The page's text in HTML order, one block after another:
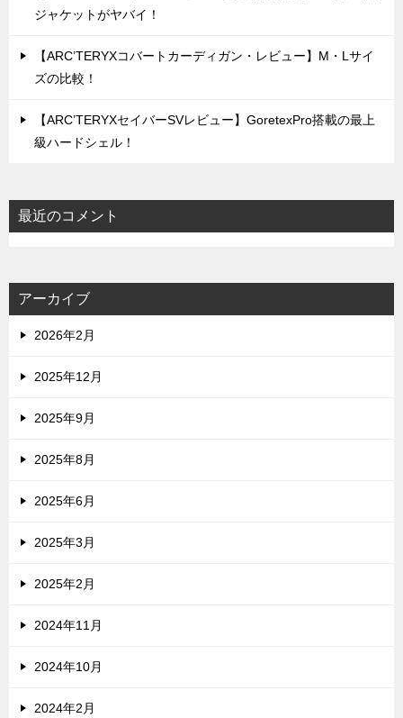
ジャケットがヤバイ！
【ARC’TERYXコバートカーディガン・レビュー】M・Lサイ
ズの比較！
【ARC’TERYXセイバーSVレビュー】GoretexPro搭載の最上
級ハードシェル！
最近のコメント
アーカイブ
2026年2月
2025年12月
2025年9月
2025年8月
2025年6月
2025年3月
2025年2月
2024年11月
2024年10月
2024年2月